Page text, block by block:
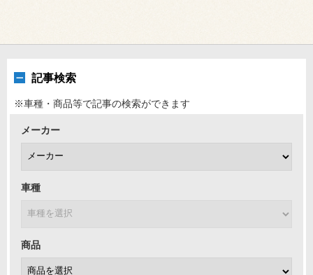
記事検索
※車種・商品等で記事の検索ができます
メーカー
車種
商品